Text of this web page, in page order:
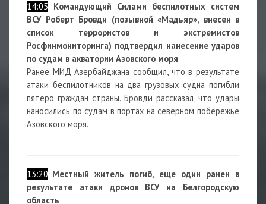
14:05 Командующий Силами беспилотных систем
ВСУ Роберт Бровди (позывной «Мадьяр», внесен в
список террористов и экстремистов
Росфинмониторинга) подтвердил нанесение ударов
по судам в акватории Азовского моря
Ранее МИД Азербайджана сообщил, что в результате
атаки беспилотников на два грузовых судна погибли
пятеро граждан страны. Бровди рассказал, что удары
наносились по судам в портах на северном побережье
Азовского моря.
13:20 Местный житель погиб, еще один ранен в
результате атаки дронов ВСУ на Белгородскую
область